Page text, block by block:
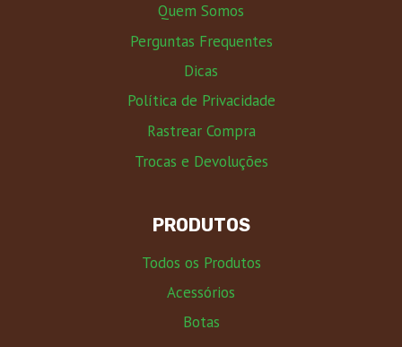
Quem Somos
Perguntas Frequentes
Dicas
Política de Privacidade
Rastrear Compra
Trocas e Devoluções
PRODUTOS
Todos os Produtos
Acessórios
Botas